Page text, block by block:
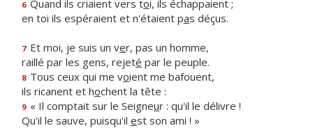
6 Quand ils criaient vers toi, ils échappaient ;
en toi ils espéraient et n'étaient pas déçus.
7 Et moi, je suis un ver, pas un homme,
raillé par les gens, rejeté par le peuple.
8 Tous ceux qui me voient me bafouent,
ils ricanent et hochent la tête :
9 « Il comptait sur le Seigneur : qu'il le délivre !
Qu'il le sauve, puisqu'il est son ami ! »